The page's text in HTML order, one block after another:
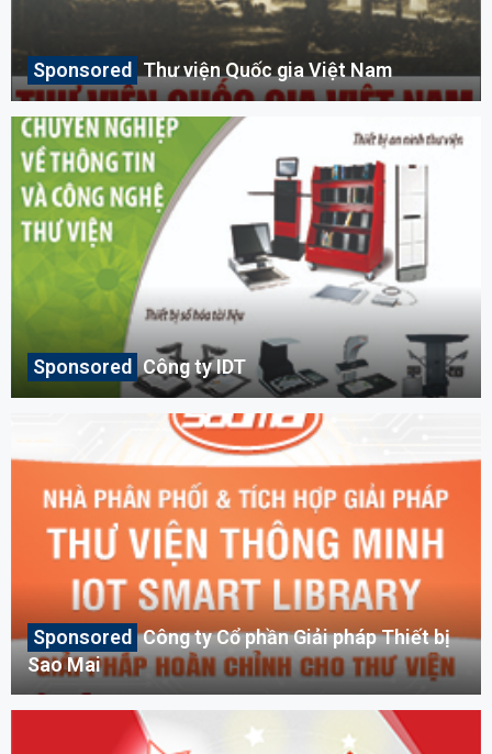
Thư viện Quốc gia Việt Nam
Công ty IDT
Công ty Cổ phần Giải pháp Thiết bị
Sao Mai